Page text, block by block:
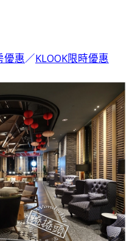
優惠／KLOOK限時優惠